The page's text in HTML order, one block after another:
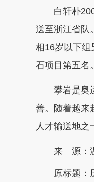
白轩朴2006
送至浙江省队
相16岁以下组
石项目第五名。
攀岩是奥运
善。随着越来
人才输送地之
来 源：
原标题：